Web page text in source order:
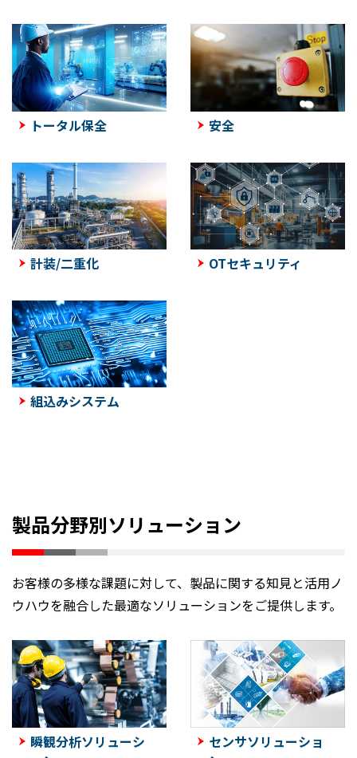
トータル保全 安全
計装/二重化 OTセキュリティ
組込みシステム
製品分野別ソリューション
お客様の多様な課題に対して、製品に関する知見と活用ノ
ウハウを融合した最適なソリューションをご提供します。
瞬観分析ソリューシ
センサソリューショ